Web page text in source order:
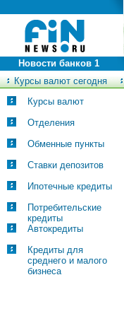
Курсы валют сегодня
Новости банков 1
Курсы валют
Отделения
Обменные пункты
Ставки депозитов
Ипотечные кредиты
Потребительские
кредиты
Автокредиты
Кредиты для
среднего и малого
бизнеса